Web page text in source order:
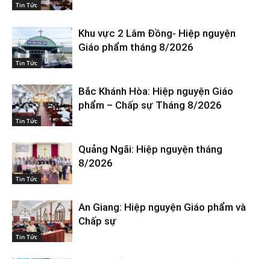
Tin Tức
Tin Tức
Khu vực 2 Lâm Đồng- Hiệp nguyện
Giáo phẩm tháng 8/2026
Tin Tức
Bắc Khánh Hòa: Hiệp nguyện Giáo
phẩm – Chấp sự Tháng 8/2026
Tin Tức
Quảng Ngãi: Hiệp nguyện tháng
8/2026
Tin Tức
An Giang: Hiệp nguyện Giáo phẩm và
Chấp sự